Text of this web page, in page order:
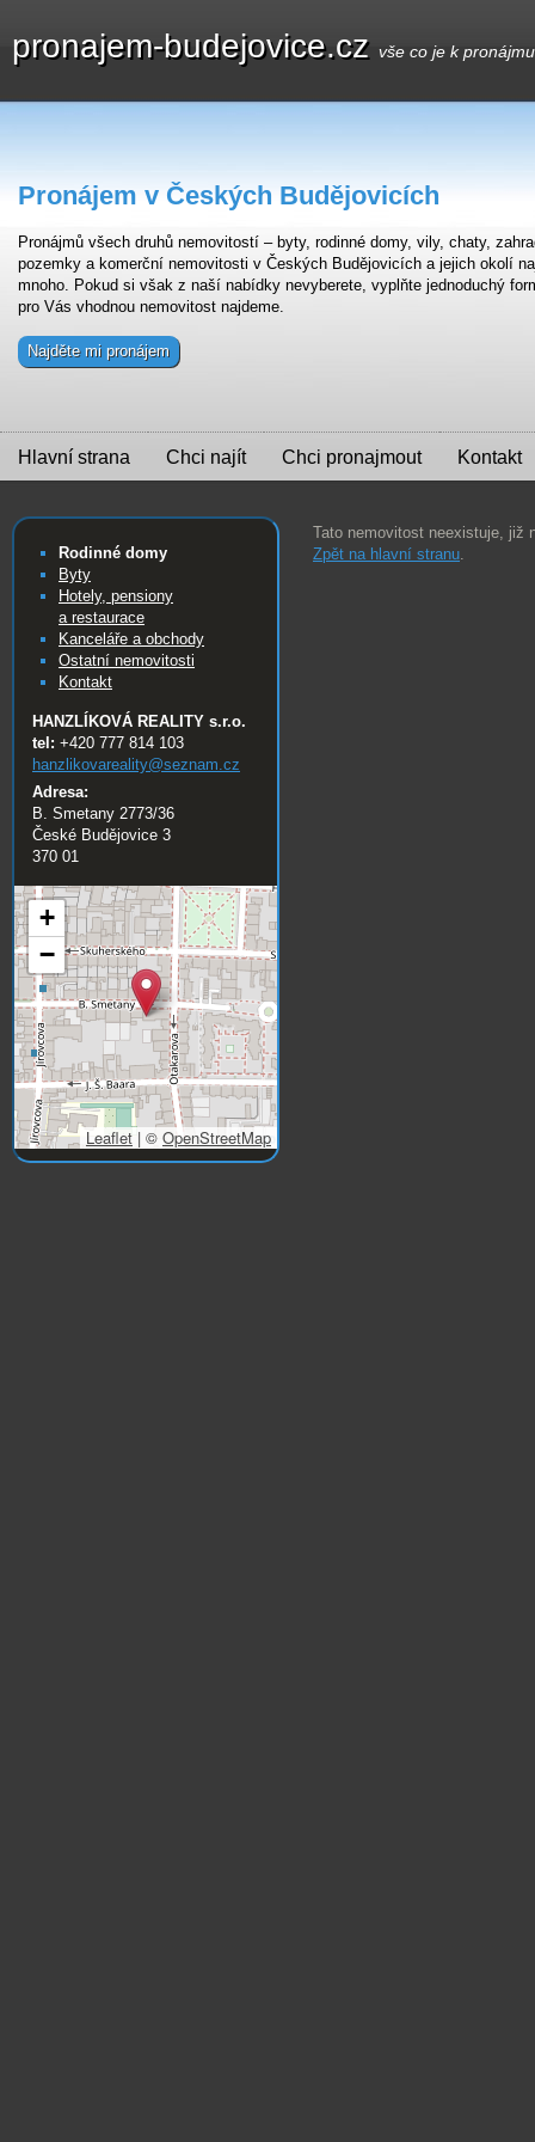
pronajem-budejovice.cz vše co je k
Hlavní strana Chci najít Chci pronajmout Kontakt
Pronájem v Českých Budějovicích
Pronájmů všech druhů nemovitostí – byty, rodinné domy, vily, chaty,
pozemky a komerční nemovitosti v Českých Budějovicích a jejich okolí
mnoho. Pokud si však z naší nabídky nevyberete, vyplňte jednoduchý
pro Vás vhodnou nemovitost najdeme.
Najděte mi pronájem
Tato nemovitost neexistuje, již
Zpět na hlavní stranu.
Rodinné domy
Byty
Hotely, pensiony
a restaurace
Kanceláře a obchody
Ostatní nemovitosti
Kontakt
HANZLÍKOVÁ REALITY s.r.o.
tel: +420 777 814 103
hanzlikovareality@seznam.cz
Adresa:
B. Smetany 2773/36
České Budějovice 3
370 01
+
−
Leaflet | © OpenStreetMap